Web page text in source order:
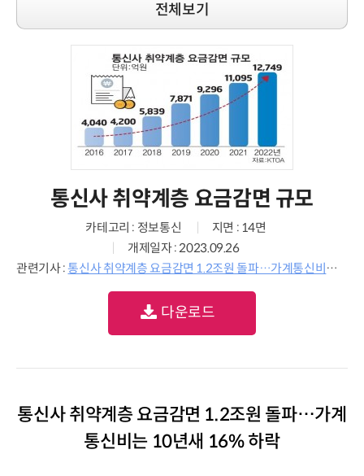
전체보기
통신사 취약계층 요금감면 규모
카테고리 : 정보통신
지면 : 14면
개제일자 : 2023.09.26
관련기사 :통신사 취약계층 요금감면 1.2조원 돌파…가계통신비는 10년새 16% 하락
다운로드
통신사 취약계층 요금감면 1.2조원 돌파…가계
통신비는 10년새 16% 하락